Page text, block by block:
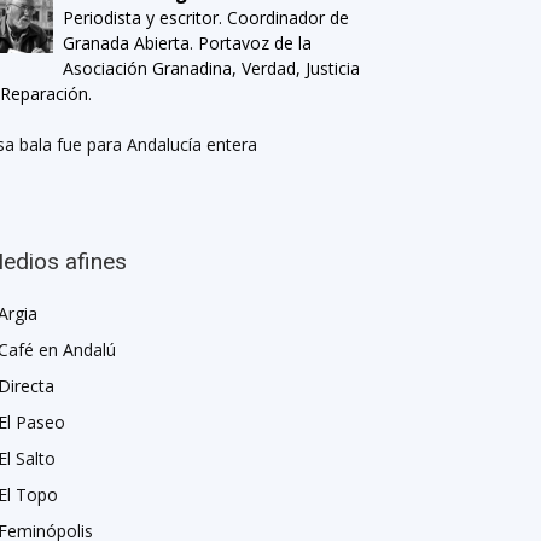
Periodista y escritor. Coordinador de
Granada Abierta. Portavoz de la
Asociación Granadina, Verdad, Justicia
bala fue para Andalucía entera
afines
en Andalú
Directa
El Paseo
El Salto
El Topo
Feminópolis